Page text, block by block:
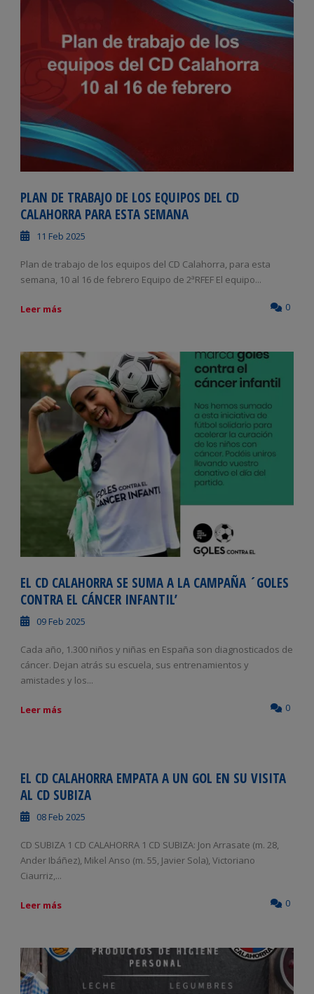
PLAN DE TRABAJO DE LOS EQUIPOS DEL CD
CALAHORRA PARA ESTA SEMANA
11 Feb 2025
Plan de trabajo de los equipos del CD Calahorra, para esta
semana, 10 al 16 de febrero Equipo de 2ªRFEF El equipo...
Leer más 0
EL CD CALAHORRA SE SUMA A LA CAMPAÑA ´GOLES
CONTRA EL CÁNCER INFANTIL’
09 Feb 2025
Cada año, 1.300 niños y niñas en España son diagnosticados de
cáncer. Dejan atrás su escuela, sus entrenamientos y
amistades y los...
Leer más 0
EL CD CALAHORRA EMPATA A UN GOL EN SU VISITA
AL CD SUBIZA
08 Feb 2025
CD SUBIZA 1 CD CALAHORRA 1 CD SUBIZA: Jon Arrasate (m. 28,
Ander Ibáñez), Mikel Anso (m. 55, Javier Sola), Victoriano
Ciaurriz,...
Leer más 0